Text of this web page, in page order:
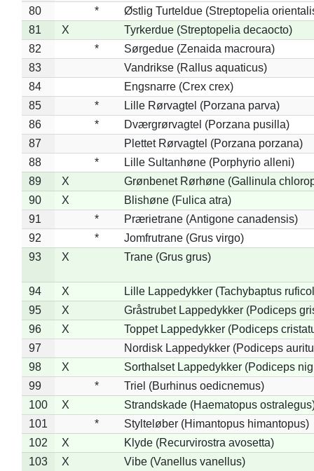
80
*
Østlig Turteldue (Streptopelia
81
X
Tyrkerdue (Streptopelia decaocto)
82
*
Sørgedue (Zenaida macroura)
83
Vandrikse (Rallus aquaticus)
84
Engsnarre (Crex crex)
85
*
Lille Rørvagtel (Porzana parva)
86
*
Dværgrørvagtel (Porzana pusilla)
87
Plettet Rørvagtel (Porzana porzana)
88
*
Lille Sultanhøne (Porphyrio alleni)
89
X
Grønbenet Rørhøne (Gallinula
90
X
Blishøne (Fulica atra)
91
*
Prærietrane (Antigone canadensis)
92
*
Jomfrutrane (Grus virgo)
93
X Trane (Grus grus)
94 X
Lille Lappedykker (Tachybaptus
95
X
Gråstrubet Lappedykker (Podiceps
96
X
Toppet Lappedykker (Podiceps
97
Nordisk Lappedykker (Podiceps
98
X
Sorthalset Lappedykker (Podiceps
99
*
Triel (Burhinus oedicnemus)
100
X
Strandskade (Haematopus
101
*
Stylteløber (Himantopus himantopus)
102
X
Klyde (Recurvirostra avosetta)
103
X Vibe (Vanellus vanellus)